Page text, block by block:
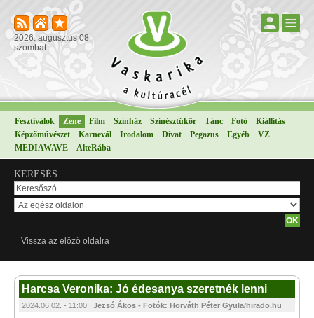
2026. augusztus 08.
szombat
Fesztiválok Zene Film Színház Színésztükör Tánc Fotó
Kiállítás
Képzőművészet
Karnevál Irodalom Divat Pegazus Egyéb
VZ
MEDIAWAVE
AlteRába
KERESÉS
Vissza az előző oldalra
Harcsa Veronika: Jó édesanya szeretnék lenni
2024.06.02. - 11:00 | Jezsó Ákos - Fotók: Horváth Péter Gyula/hirado.hu